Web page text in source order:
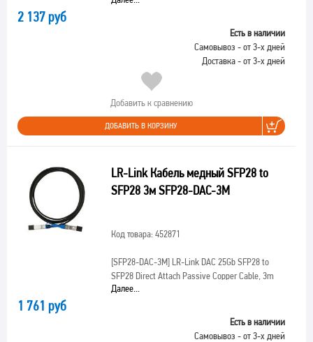
2 137 руб
Есть в наличии
Самовывоз - от 3-х дней
Доставка - от 3-х дней
Добавить к сравнению
ДОБАВИТЬ В КОРЗИНУ
LR-Link Кабель медный SFP28 to
SFP28 3м SFP28-DAC-3M
Код товара: 452871
[SFP28-DAC-3M]LR-Link DAC 25Gb SFP28 to
SFP28 Direct Attach Passive Copper Cable, 3m
Далее...
1 761 руб
Есть в наличии
Самовывоз - от 3-х дней